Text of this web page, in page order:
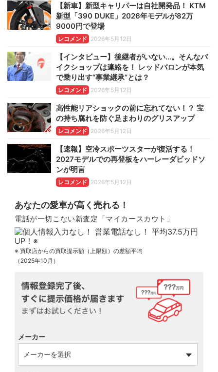
【新車】新型キャリパーは自社開発品！ KTM
新型「390 DUKE」2026年モデルが82万
9000円で登場
レコメンド 2026年5月12日
【インタビュー】後継者がいない…。そんなバ
イクショップは連絡を！ レッドバロンが本気
で乗り出す“事業継承”とは？
レコメンド 2026年5月12日
高性能リアショックの前に忘れてない！？ 宝
の持ち腐れを防ぐ足まわりのグリスアップ
レコメンド 2026年5月12日
【速報】空冷スポーツスターが復活する！
2027モデルでの再登板をハーレーダビッドソ
ンが明言
レコメンド 2026年5月12日
あなたの愛車が高く売れる！
電話が一切こない新査定「マイカースカウト」
※ 買取店からの買取提示額（上限額）の差額平均
（2025年10月）
メーカー